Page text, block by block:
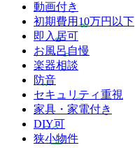
動画付き
初期費用10万円以下
即入居可
お風呂自慢
楽器相談
防音
セキュリティ重視
家具・家電付き
DIY可
狭小物件